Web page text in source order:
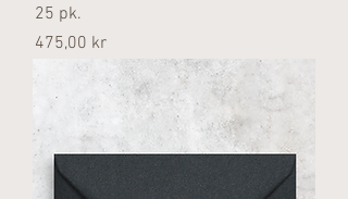
25 pk.
Pris
475,00 kr